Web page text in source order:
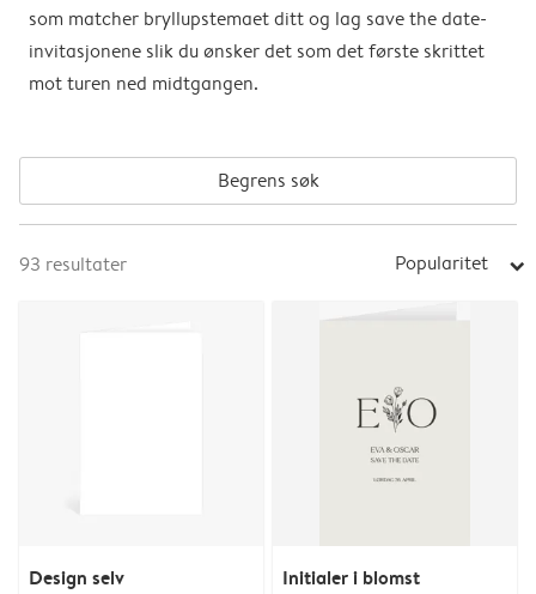
som matcher bryllupstemaet ditt og lag save the date-
invitasjonene slik du ønsker det som det første skrittet
mot turen ned midtgangen.
Begrens søk
93 resultater Popularitet arrow_right
Design selv Initialer i blomst